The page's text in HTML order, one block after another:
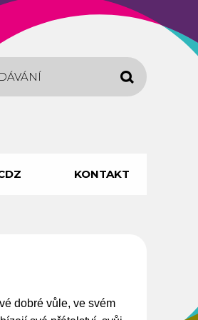
KONTAKT
dobré vůle, ve svém